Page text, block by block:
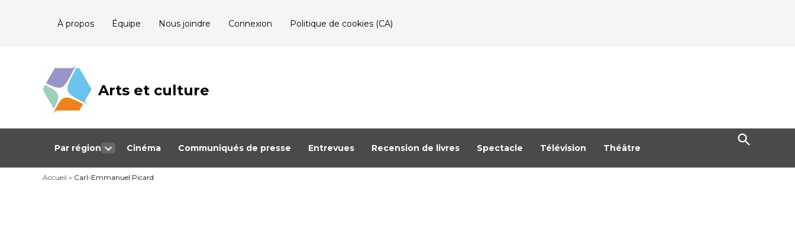
À propos Équipe Nous joindre Connexion Politique de cookies (CA)
Arts et culture
Journalisme
Québec
Par région
dropdown
menu
Cinéma Communiqués de presse Entrevues Recension de livres Spectacle Télévision Théâtre
Open
Search
Accueil » Carl-Emmanuel Picard